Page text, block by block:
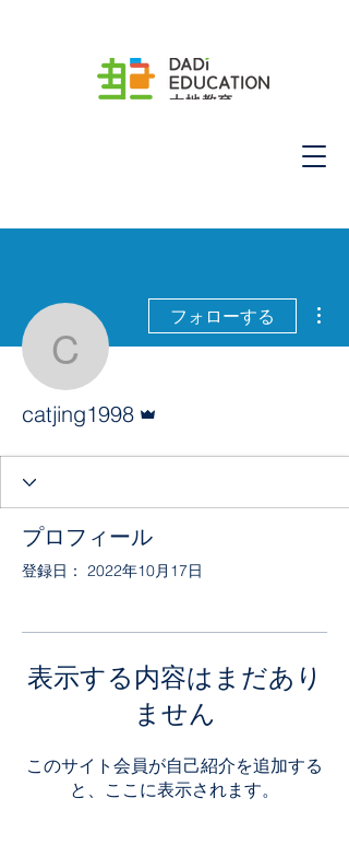
catjing1998
フォローする
catjing1998
プロフィール
登録日： 2022年10月17日
表示する内容はまだあり
ません
このサイト会員が自己紹介を追加する
と、ここに表示されます。